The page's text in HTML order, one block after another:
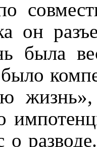
он
была
о